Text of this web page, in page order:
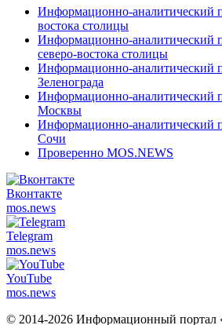
Информационно-аналитический
востока столицы
Информационно-аналитический
северо-востока столицы
Информационно-аналитический
Зеленограда
Информационно-аналитический
Москвы
Информационно-аналитический
Сочи
Проверенно MOS.NEWS
Вконтакте
mos.news
Telegram
mos.news
YouTube
mos.news
© 2014-2026 Информационный портал